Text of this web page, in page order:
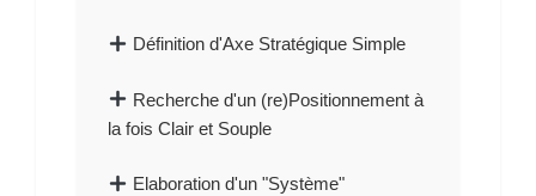
Définition d'Axe Stratégique Simple
Recherche d'un (re)Positionnement à
la fois Clair et Souple
Elaboration d'un "Système"